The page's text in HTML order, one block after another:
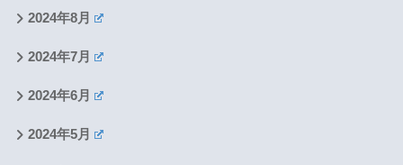
2024年8月
2024年7月
2024年6月
2024年5月